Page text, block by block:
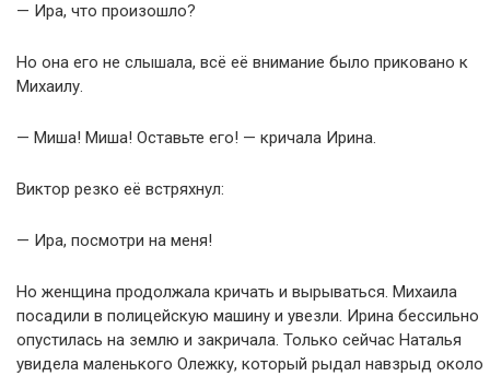
— Ира, что произошло?
Но она его не слышала, всё её внимание было приковано к
Михаилу.
— Миша! Миша! Оставьте его! — кричала Ирина.
Виктор резко её встряхнул:
— Ира, посмотри на меня!
Но женщина продолжала кричать и вырываться. Михаила
посадили в полицейскую машину и увезли. Ирина бессильно
опустилась на землю и закричала. Только сейчас Наталья
увидела маленького Олежку, который рыдал навзрыд около